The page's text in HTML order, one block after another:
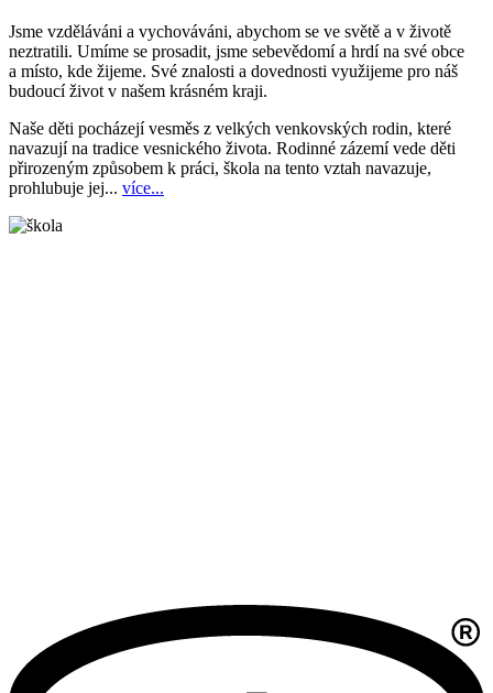
Jsme vzděláváni a vychováváni, abychom se ve světě a v životě
neztratili. Umíme se prosadit, jsme sebevědomí a hrdí na své obce
a místo, kde žijeme. Své znalosti a dovednosti využijeme pro náš
budoucí život v našem krásném kraji.
Naše děti pocházejí vesměs z velkých venkovských rodin, které
navazují na tradice vesnického života. Rodinné zázemí vede děti
přirozeným způsobem k práci, škola na tento vztah navazuje,
prohlubuje jej... více...